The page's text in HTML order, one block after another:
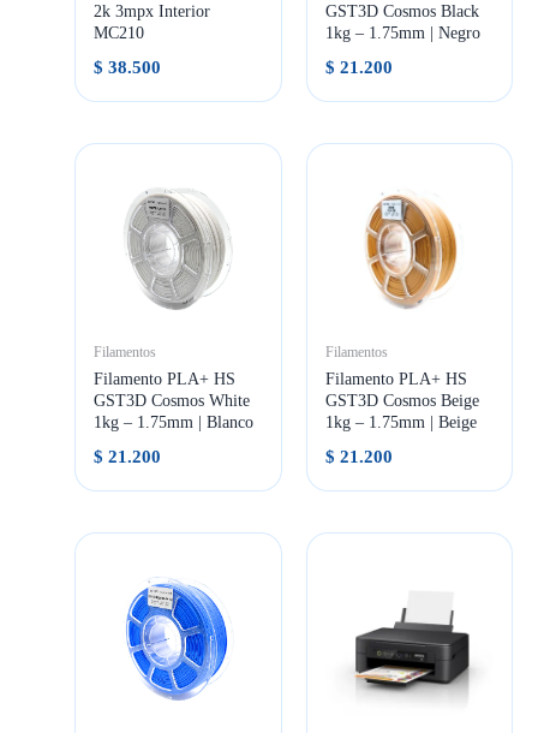
2k 3mpx Interior
MC210
$ 38.500
GST3D Cosmos Black
1kg – 1.75mm | Negro
$ 21.200
Filamentos
Filamento PLA+ HS
GST3D Cosmos White
1kg – 1.75mm | Blanco
$ 21.200
Filamentos
Filamento PLA+ HS
GST3D Cosmos Beige
1kg – 1.75mm | Beige
$ 21.200